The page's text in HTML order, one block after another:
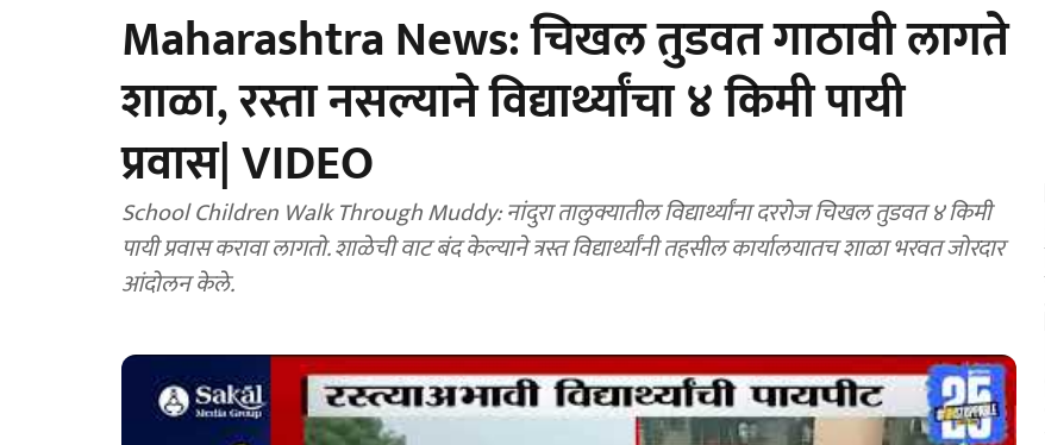
Maharashtra News: चिखल तुडवत गाठावी लागते
शाळा, रस्ता नसल्याने विद्यार्थ्यांचा ४ किमी पायी
प्रवास| VIDEO
School Children Walk Through Muddy: नांदुरा तालुक्यातील विद्यार्थ्यांना दररोज चिखल तुडवत ४ किमी
पायी प्रवास करावा लागतो. शाळेची वाट बंद केल्याने त्रस्त विद्यार्थ्यांनी तहसील कार्यालयातच शाळा भरवत जोरदार
आंदोलन केले.